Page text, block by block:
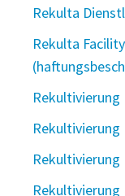
Rekulta
Rekulta
Rekultivierung
Rekultivierung
Rekultivierung